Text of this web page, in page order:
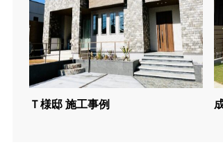
Ｔ様邸 施工事例